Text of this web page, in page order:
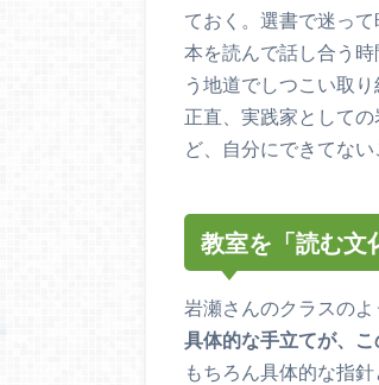
ておく。選書で迷っ
本を読んで話し合う
う地道でしつこい取
正直、実践家として
ど、自分にできてない
教室を「読む文
岩瀬さんのクラスのよ
具体的な手立てが、
もちろん具体的な指